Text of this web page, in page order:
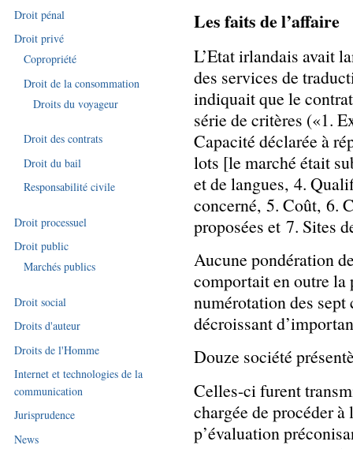
Les faits de l’affaire
L’Etat irlandais avait
des services de
indiquait que le
série de critères («1.
Capacité déclarée à
lots [le marché était
et de langues, 4.
concerné, 5. Coût, 6.
proposées et 7. Sites
Aucune pondération
comportait en outre
numérotation des sept
décroissant
Douze société
Celles-ci furent
chargée de procéder
p’évaluation
Droit pénal
Droit privé
Copropriété
Droit de la consommation
Droits du voyageur
Droit des contrats
Droit du bail
Responsabilité civile
Droit processuel
Droit public
Marchés publics
Droit social
Droits d'auteur
Droits de l'Homme
Internet et technologies de la
communication
Jurisprudence
News